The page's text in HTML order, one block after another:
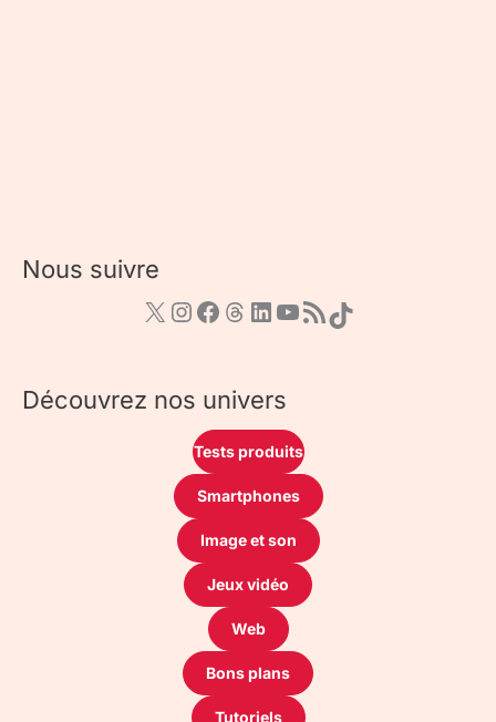
Nous suivre
Découvrez nos univers
Tests produits
Smartphones
Image et son
Jeux vidéo
Web
Bons plans
Tutoriels